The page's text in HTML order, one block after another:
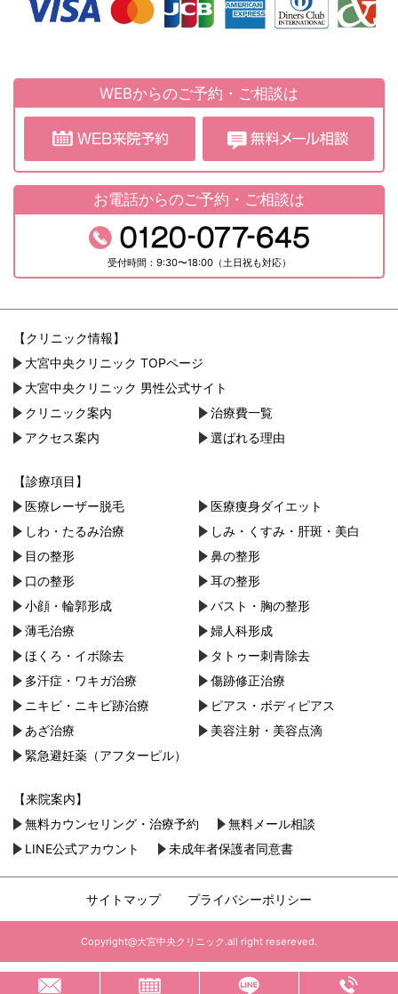
WEBからのご予約・ご相談は
お電話からのご予約・ご相談は
受付時間：9:30〜18:00（土日祝も対応）
【クリニック情報】
大宮中央クリニック TOPページ
大宮中央クリニック 男性公式サイト
クリニック案内
治療費一覧
アクセス案内
選ばれる理由
【診療項目】
医療レーザー脱毛
医療痩身ダイエット
しわ・たるみ治療
しみ・くすみ・肝斑・美白
目の整形
鼻の整形
口の整形
耳の整形
小顔・︎輪郭形成
バスト・胸の整形
薄毛治療
婦人科形成
ほくろ・イボ除去
タトゥー刺青除去
多汗症・ワキガ治療
傷跡修正治療
ニキビ・ニキビ跡治療
ピアス・ボディピアス
あざ治療
美容注射・美容点滴
緊急避妊薬（アフターピル）
【来院案内】
無料カウンセリング・治療予約
無料メール相談
LINE公式アカウント
未成年者保護者同意書
サイトマップ プライバシーポリシー
Copyright@大宮中央クリニック.all right resereved.